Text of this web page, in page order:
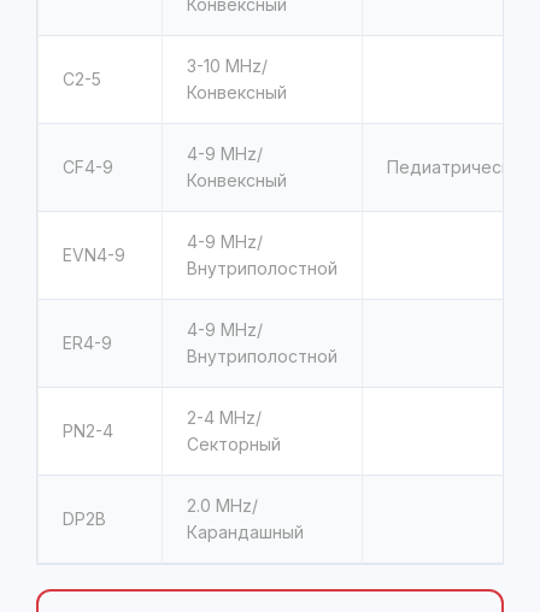
Конвексный
C2-5
3-10 MHz/
Конвексный
CF4-9
4-9 MHz/
Конвексный
Педиатрический
EVN4-9
4-9 MHz/
Внутриполостной
ER4-9
4-9 MHz/
Внутриполостной
PN2-4
2-4 MHz/
Секторный
DP2B
2.0 MHz/
Карандашный